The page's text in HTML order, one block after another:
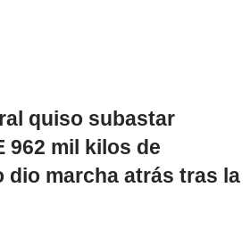
quiso subastar
962 mil kilos de
dio marcha atrás tras la